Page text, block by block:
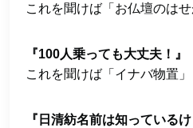
これを聞けば「お仏壇のはせ
『100人乗っても大丈夫！』
これを聞けば「イナバ物置」
『日清紡名前は知っている